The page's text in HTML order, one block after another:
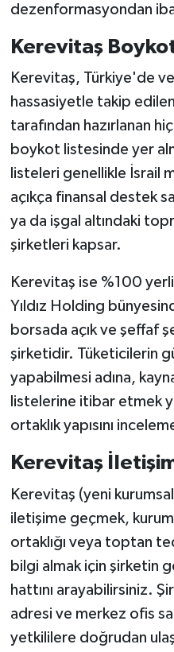
dezenformasyondan
Kerevitaş
Kerevitaş, Türkiye'de
hassasiyetle takip
tarafından hazırlanan
boykot listesinde yer
listeleri genellikle İsrail
açıkça finansal destek
ya da işgal altındaki
şirketleri kapsar.
Kerevitaş ise %100
Yıldız Holding
borsada açık ve şeffaf
şirketidir. Tüketicilerin
yapabilmesi adına,
listelerine itibar etmek
ortaklık yapısını
Kerevitaş
Kerevitaş (yeni
iletişime geçmek,
ortaklığı veya toptan
bilgi almak için şirketin
hattını arayabilirsiniz.
adresi ve merkez ofis
yetkililere doğrudan